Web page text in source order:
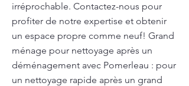
irréprochable. Contactez-nous pour
profiter de notre expertise et obtenir
un espace propre comme neuf! Grand
ménage pour nettoyage après un
déménagement avec Pomerleau : pour
un nettoyage rapide après un grand